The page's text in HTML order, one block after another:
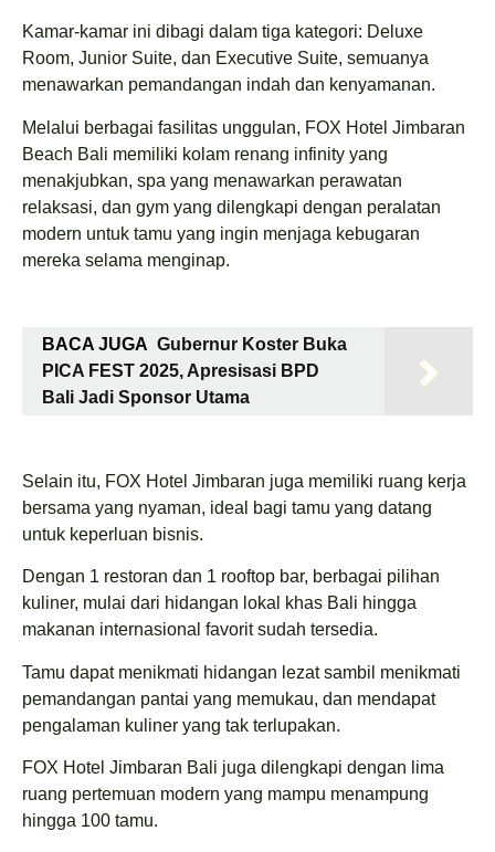
Kamar-kamar ini dibagi dalam tiga kategori: Deluxe
Room, Junior Suite, dan Executive Suite, semuanya
menawarkan pemandangan indah dan kenyamanan.
Melalui berbagai fasilitas unggulan, FOX Hotel Jimbaran
Beach Bali memiliki kolam renang infinity yang
menakjubkan, spa yang menawarkan perawatan
relaksasi, dan gym yang dilengkapi dengan peralatan
modern untuk tamu yang ingin menjaga kebugaran
mereka selama menginap.
BACA JUGA Gubernur Koster Buka
PICA FEST 2025, Apresisasi BPD
Bali Jadi Sponsor Utama
Selain itu, FOX Hotel Jimbaran juga memiliki ruang kerja
bersama yang nyaman, ideal bagi tamu yang datang
untuk keperluan bisnis.
Dengan 1 restoran dan 1 rooftop bar, berbagai pilihan
kuliner, mulai dari hidangan lokal khas Bali hingga
makanan internasional favorit sudah tersedia.
Tamu dapat menikmati hidangan lezat sambil menikmati
pemandangan pantai yang memukau, dan mendapat
pengalaman kuliner yang tak terlupakan.
FOX Hotel Jimbaran Bali juga dilengkapi dengan lima
ruang pertemuan modern yang mampu menampung
hingga 100 tamu.